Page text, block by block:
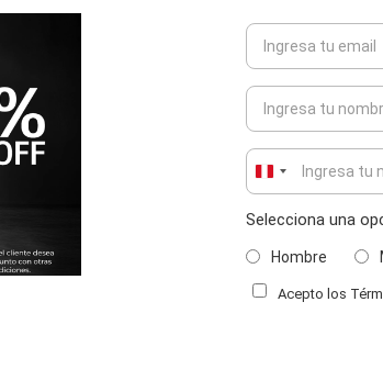
ENVIAR COMENTARIO
Peru
+51
Selecciona una
Hombre
Acepto los